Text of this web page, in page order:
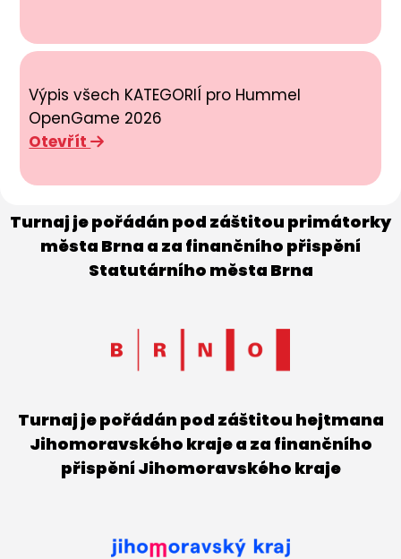
Výpis všech KATEGORIÍ pro Hummel
OpenGame 2026
Otevřít
Turnaj je pořádán pod záštitou primátorky
města Brna a za finančního přispění
Statutárního města Brna
Turnaj je pořádán pod záštitou hejtmana
Jihomoravského kraje a za finančního
přispění Jihomoravského kraje